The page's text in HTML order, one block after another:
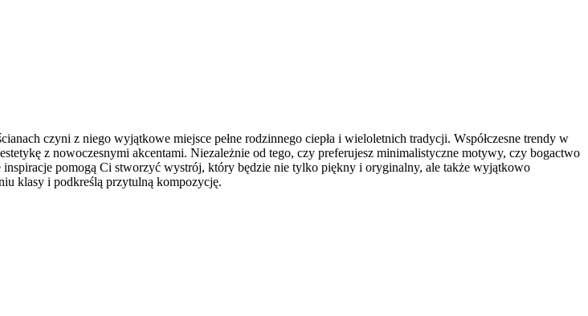
czyni z niego wyjątkowe miejsce pełne rodzinnego ciepła i wieloletnich tradycji. Współczesne trendy w
z nowoczesnymi akcentami. Niezależnie od tego, czy preferujesz minimalistyczne motywy, czy bogactwo
pomogą Ci stworzyć wystrój, który będzie nie tylko piękny i oryginalny, ale także wyjątkowo
klasy i podkreślą przytulną kompozycję.